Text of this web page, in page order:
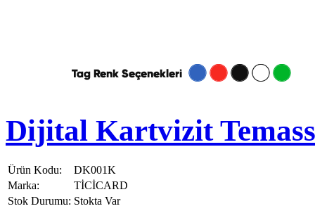
Dijital Kartvizit
Ürün Kodu:
DK001K
Marka:
TİCİCARD
Stok Durumu: Stokta Var